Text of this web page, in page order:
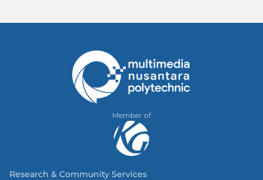
Member of
Research & Community Services